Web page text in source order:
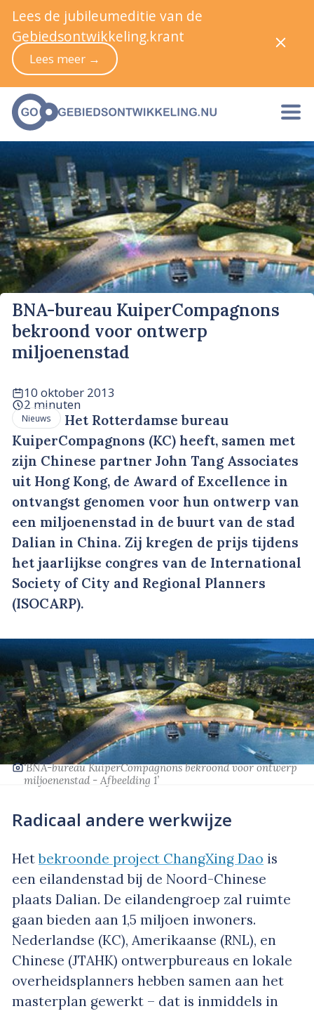
BNA-bureau KuiperCompagnons
bekroond voor ontwerp
miljoenenstad
10 oktober 2013
2 minuten
Nieuws
Het Rotterdamse bureau
KuiperCompagnons (KC) heeft, samen met
zijn Chinese partner John Tang Associates
uit Hong Kong, de Award of Excellence in
ontvangst genomen voor hun ontwerp van
een miljoenenstad in de buurt van de stad
Dalian in China. Zij kregen de prijs tijdens
het jaarlijkse congres van de International
Society of City and Regional Planners
(ISOCARP).
‘BNA-bureau KuiperCompagnons bekroond voor ontwerp
miljoenenstad - Afbeelding 1’
Radicaal andere werkwijze
Hetbekroonde project ChangXing Dao is
een eilandenstad bij de Noord-Chinese
plaats Dalian. De eilandengroep zal ruimte
gaan bieden aan 1,5 miljoen inwoners.
Nederlandse (KC), Amerikaanse (RNL), en
Chinese (JTAHK) ontwerpbureaus en lokale
overheidsplanners hebben samen aan het
masterplan gewerkt – dat is inmiddels in
Lees de jubileumeditie van de
Gebiedsontwikkeling.krant
Lees meer →